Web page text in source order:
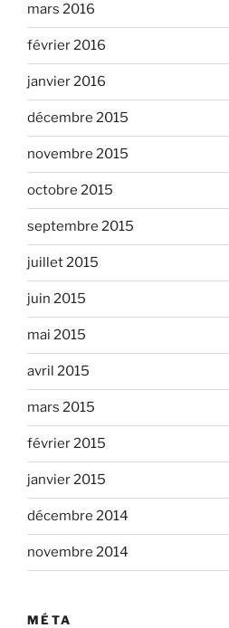
mars 2016
février 2016
janvier 2016
décembre 2015
novembre 2015
octobre 2015
septembre 2015
juillet 2015
juin 2015
mai 2015
avril 2015
mars 2015
février 2015
janvier 2015
décembre 2014
novembre 2014
MÉTA